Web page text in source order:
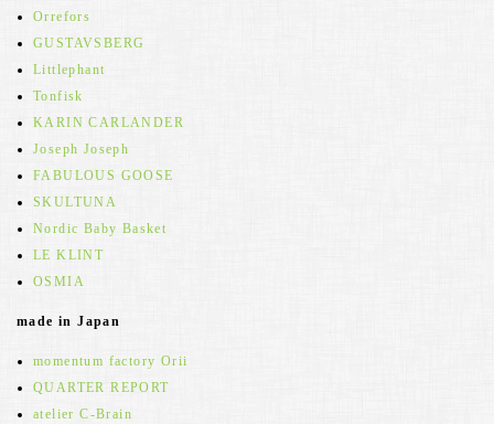
Orrefors
GUSTAVSBERG
Littlephant
Tonfisk
KARIN CARLANDER
Joseph Joseph
FABULOUS GOOSE
SKULTUNA
Nordic Baby Basket
LE KLINT
OSMIA
made in Japan
momentum factory Orii
QUARTER REPORT
atelier C-Brain